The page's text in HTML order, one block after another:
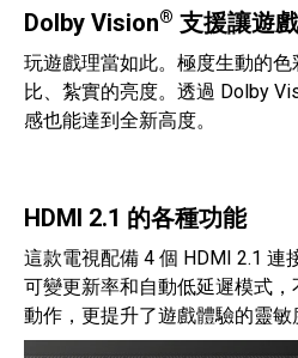
Dolby Vision® 支援讓遊
玩遊戲理當如此。極度生動的
比、紮實的亮度。透過 Dolby
感也能達到全新高度。
HDMI 2.1 的各種功能
這款電視配備 4 個 HDMI 2.1 連
可變更新率和自動低延遲模式
動作，更提升了遊戲體驗的靈敏